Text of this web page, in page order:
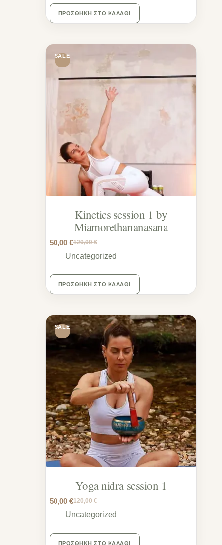
ΠΡΟΣΘΉΚΗ ΣΤΟ ΚΑΛΆΘΙ
SALE
Kinetics session 1 by
Miamorethananasana
120,00€
50,00 €
Uncategorized
ΠΡΟΣΘΉΚΗ ΣΤΟ ΚΑΛΆΘΙ
SALE
Yoga nidra session 1
120,00€
50,00 €
Uncategorized
ΠΡΟΣΘΉΚΗ ΣΤΟ ΚΑΛΆΘΙ